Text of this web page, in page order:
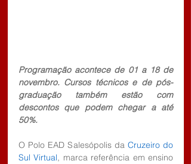
Programação acontece de 01 a 18 de
novembro. Cursos técnicos e de pós-
graduação também estão com
descontos que podem chegar a até
50%.
O Polo EAD Salesópolis da Cruzeiro do
Sul Virtual, marca referência em ensino